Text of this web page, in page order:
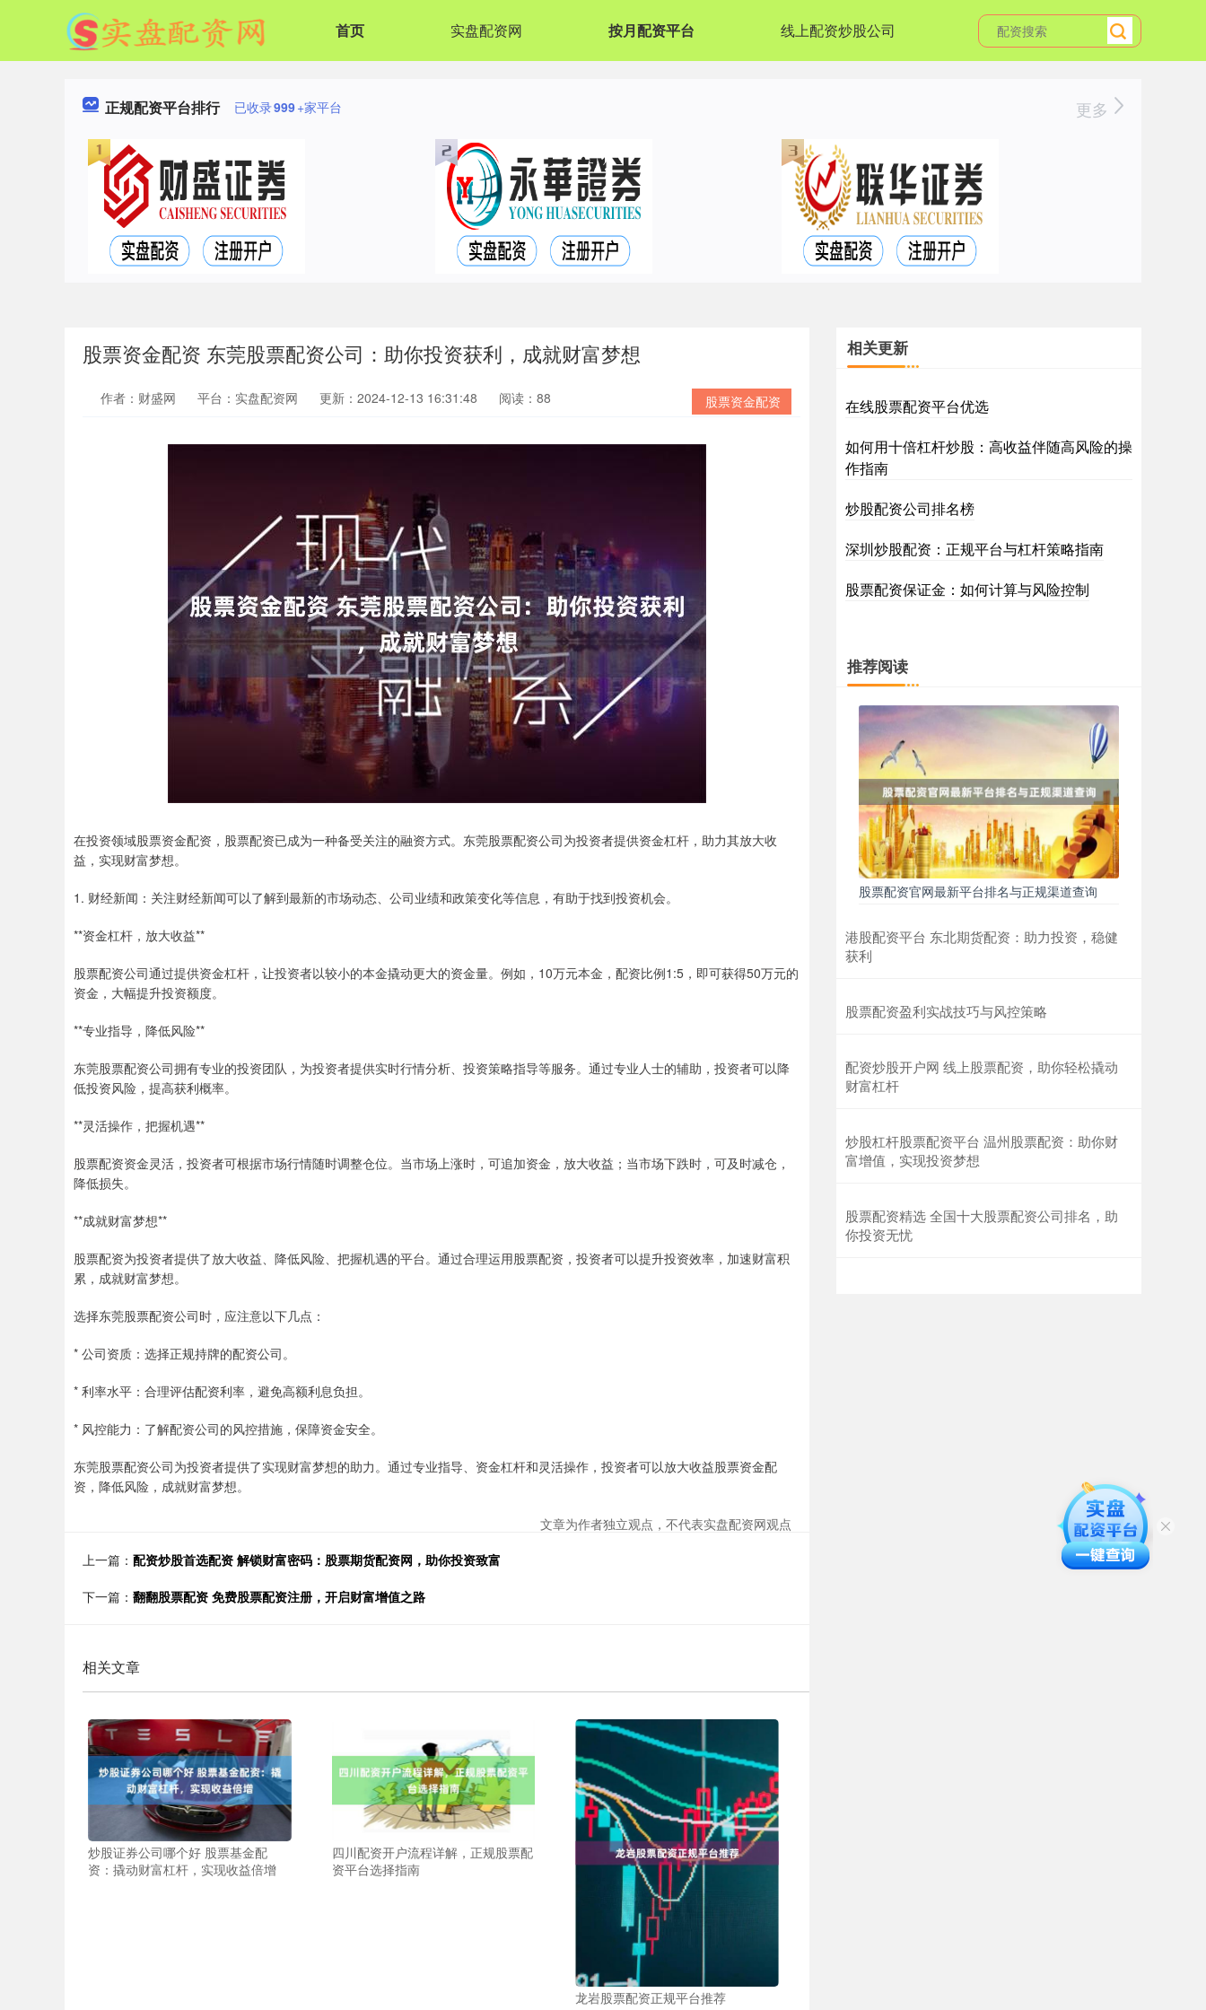
首页 实盘配资网 按月配资平台 线上配资炒股公司
正规配资平台排行 已收录999+家平台 更多
股票资金配资 东莞股票配资公司：助你投资获利，成就财富梦想
股票资金配资
作者：财盛网 平台：实盘配资网 更新：2024-12-13 16:31:48 阅读：88
在投资领域股票资金配资，股票配资已成为一种备受关注的融资方式。东莞股票配资公司为投资者提供资金杠杆，助力其放大收
益，实现财富梦想。
1. 财经新闻：关注财经新闻可以了解到最新的市场动态、公司业绩和政策变化等信息，有助于找到投资机会。
**资金杠杆，放大收益**
股票配资公司通过提供资金杠杆，让投资者以较小的本金撬动更大的资金量。例如，10万元本金，配资比例1:5，即可获得50万元的
资金，大幅提升投资额度。
**专业指导，降低风险**
东莞股票配资公司拥有专业的投资团队，为投资者提供实时行情分析、投资策略指导等服务。通过专业人士的辅助，投资者可以降
低投资风险，提高获利概率。
**灵活操作，把握机遇**
股票配资资金灵活，投资者可根据市场行情随时调整仓位。当市场上涨时，可追加资金，放大收益；当市场下跌时，可及时减仓，
降低损失。
**成就财富梦想**
股票配资为投资者提供了放大收益、降低风险、把握机遇的平台。通过合理运用股票配资，投资者可以提升投资效率，加速财富积
累，成就财富梦想。
选择东莞股票配资公司时，应注意以下几点：
* 公司资质：选择正规持牌的配资公司。
* 利率水平：合理评估配资利率，避免高额利息负担。
* 风控能力：了解配资公司的风控措施，保障资金安全。
东莞股票配资公司为投资者提供了实现财富梦想的助力。通过专业指导、资金杠杆和灵活操作，投资者可以放大收益股票资金配
资，降低风险，成就财富梦想。
文章为作者独立观点，不代表实盘配资网观点
上一篇： 配资炒股首选配资 解锁财富密码：股票期货配资网，助你投资致富
下一篇： 翻翻股票配资 免费股票配资注册，开启财富增值之路
相关文章
炒股证券公司哪个好 股票基金配
资：撬动财富杠杆，实现收益倍增
四川配资开户流程详解，正规股票配
资平台选择指南
龙岩股票配资正规平台推荐
相关更新
在线股票配资平台优选
如何用十倍杠杆炒股：高收益伴随高风险的操
作指南
炒股配资公司排名榜
深圳炒股配资：正规平台与杠杆策略指南
股票配资保证金：如何计算与风险控制
推荐阅读
股票配资官网最新平台排名与正规渠道查询
港股配资平台 东北期货配资：助力投资，稳健
获利
股票配资盈利实战技巧与风控策略
配资炒股开户网 线上股票配资，助你轻松撬动
财富杠杆
炒股杠杆股票配资平台 温州股票配资：助你财
富增值，实现投资梦想
股票配资精选 全国十大股票配资公司排名，助
你投资无忧